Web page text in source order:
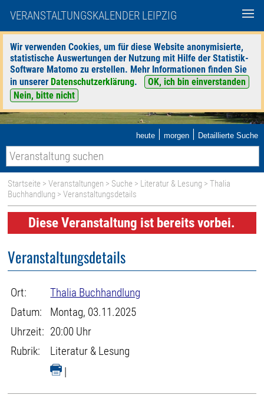
VERANSTALTUNGSKALENDER LEIPZIG
Wir verwenden Cookies, um für diese Website anonymisierte,
statistische Auswertungen der Nutzung mit Hilfe der Statistik-
Software Matomo zu erstellen. Mehr Informationen finden Sie
in unserer Datenschutzerklärung.
OK, ich bin einverstanden
Nein, bitte nicht
heute | morgen | Detaillierte Suche
Startseite >Veranstaltungen > Suche > Literatur & Lesung >Thalia
Buchhandlung > Veranstaltungsdetails
Diese Veranstaltung ist bereits vorbei.
Veranstaltungsdetails
Ort:
Thalia Buchhandlung
Datum:
Montag, 03.11.2025
Uhrzeit: 20:00 Uhr
Rubrik:
Literatur & Lesung
|